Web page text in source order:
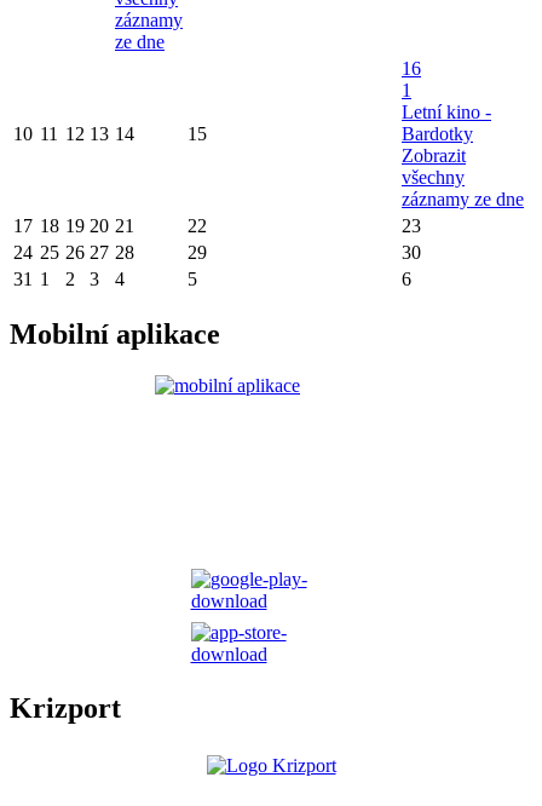
záznamy
ze dne
10 11 12 13 14 15
16
1
Letní kino -
Bardotky
Zobrazit
všechny
záznamy ze dne
17 18 19 20 21 22
23
24 25 26 27 28 29
30
31 1 2 3 4 5 6
Mobilní aplikace
Krizport